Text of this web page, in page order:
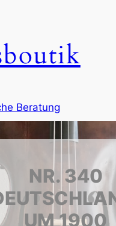
Beratung
NR. 340
UM 1900